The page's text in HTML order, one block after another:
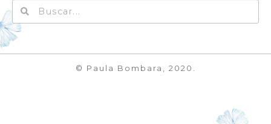
© Paula Bombara, 2020.